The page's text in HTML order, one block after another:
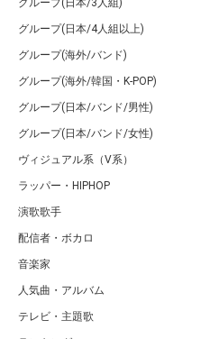
グループ(日本/4人組以上)
グループ(海外/バンド)
グループ(海外/韓国・K-POP)
グループ(日本/バンド/男性)
グループ(日本/バンド/女性)
ヴィジュアル系（V系）
ラッパー・HIPHOP
演歌歌手
配信者・ボカロ
音楽家
人気曲・アルバム
テレビ・主題歌